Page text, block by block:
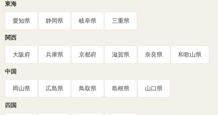
東海
愛知県 静岡県 岐阜県 三重県
関西
大阪府 兵庫県 京都府 滋賀県 奈良県 和歌山県
中国
岡山県 広島県 鳥取県 島根県 山口県
四国